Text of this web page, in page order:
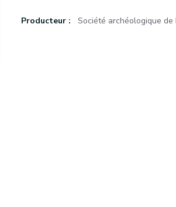
Producteur : Société archéologique de